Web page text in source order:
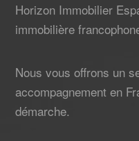
Horizon Immobilier
immobilière
Nous vous offrons un
accompagnement en
démarche.